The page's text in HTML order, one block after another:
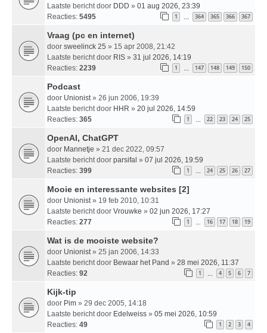
Laatste bericht door DDD » 01 aug 2026, 23:39
Reacties: 5495 1 … 364 365 366 367
Vraag (pc en internet)
door sweelinck 25 » 15 apr 2008, 21:42
Laatste bericht door RIS » 31 jul 2026, 14:19
Reacties: 2239 1 … 147 148 149 150
Podcast
door Unionist » 26 jun 2006, 19:39
Laatste bericht door HHR » 20 jul 2026, 14:59
Reacties: 365 1 … 22 23 24 25
OpenAI, ChatGPT
door Mannetje » 21 dec 2022, 09:57
Laatste bericht door parsifal » 07 jul 2026, 19:59
Reacties: 399 1 … 24 25 26 27
Mooie en interessante websites [2]
door Unionist » 19 feb 2010, 10:31
Laatste bericht door Vrouwke » 02 jun 2026, 17:27
Reacties: 277 1 … 16 17 18 19
Wat is de mooiste website?
door Unionist » 25 jan 2006, 14:33
Laatste bericht door Bewaar het Pand » 28 mei 2026, 11:37
Reacties: 92 1 … 4 5 6 7
Kijk-tip
door Pim » 29 dec 2005, 14:18
Laatste bericht door Edelweiss » 05 mei 2026, 10:59
Reacties: 49 1 2 3 4